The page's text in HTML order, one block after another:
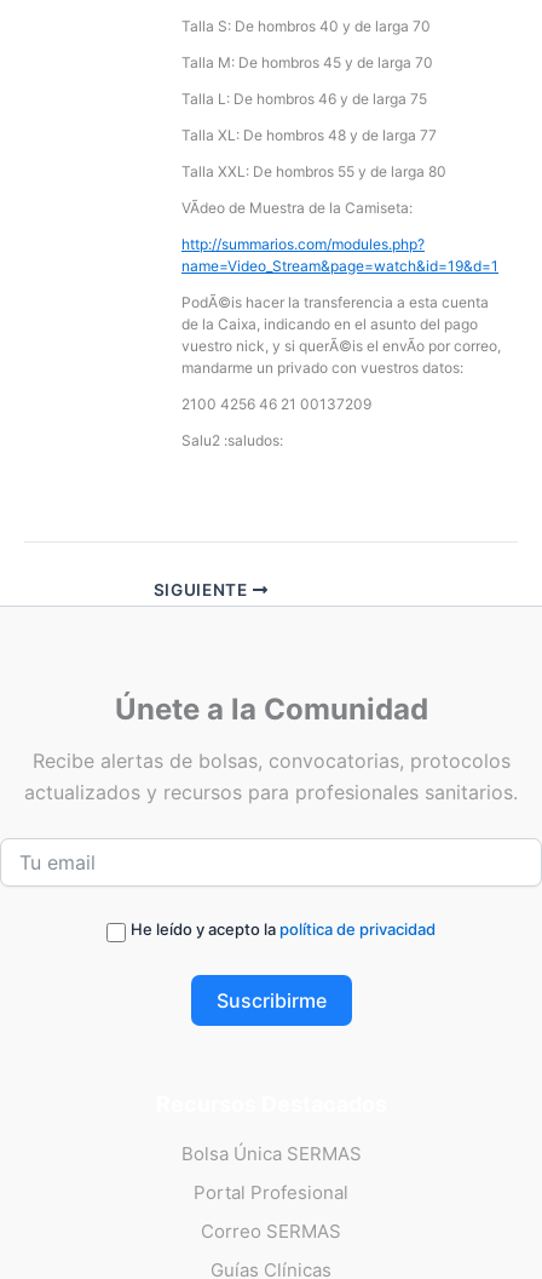
Talla S: De hombros 40 y de larga 70
Talla M: De hombros 45 y de larga 70
Talla L: De hombros 46 y de larga 75
Talla XL: De hombros 48 y de larga 77
Talla XXL: De hombros 55 y de larga 80
VÃ­deo de Muestra de la Camiseta:
http://summarios.com/modules.php?
name=Video_Stream&page=watch&id=19&d=1
PodÃ©is hacer la transferencia a esta cuenta
de la Caixa, indicando en el asunto del pago
vuestro nick, y si querÃ©is el envÃ­o por correo,
mandarme un privado con vuestros datos:
2100 4256 46 21 00137209
Salu2 :saludos:
SIGUIENTE
Únete a la Comunidad
Recibe alertas de bolsas, convocatorias, protocolos
actualizados y recursos para profesionales sanitarios.
He leído y acepto la política de privacidad
Suscribirme
Bolsa Única SERMAS
Portal Profesional
Correo SERMAS
Guías Clínicas